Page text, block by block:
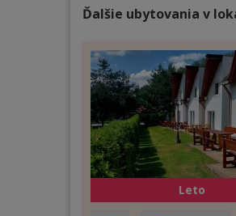
Ďalšie ubytovania v
Leto